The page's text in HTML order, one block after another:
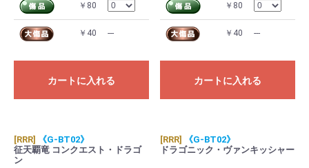
￥80
￥40 ---
カートに入れる
￥80
￥40 ---
カートに入れる
[RRR]
《G-BT02》
征天覇竜 コンクエスト・ドラゴ
ン
[RRR]
《G-BT02》
ドラゴニック・ヴァンキッシャー